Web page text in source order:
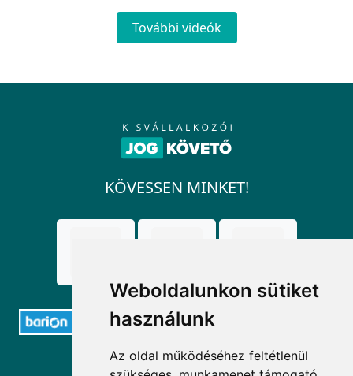
Weboldalunkon sütiket
használunk
Az oldal működéséhez feltétlenül
További videók
KÖVESSEN MINKET!
ELÉRHETŐSÉGEK